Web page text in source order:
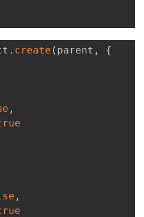
. create ( parent ,
{
,
,